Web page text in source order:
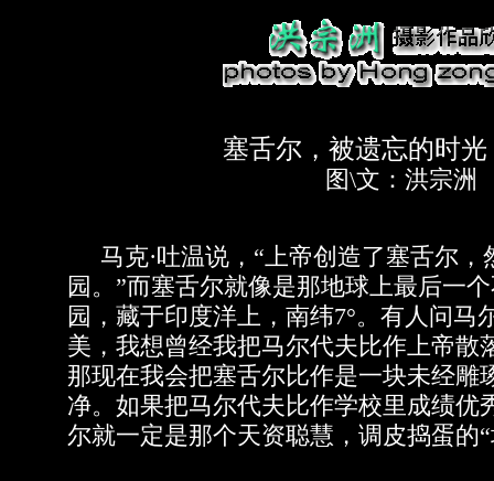
塞舌尔，被遗忘的时光
图\文：洪宗洲
马克·吐温说，“上帝创造了塞舌尔，
园。”而塞舌尔就像是那地球上最后一
园，藏于印度洋上，南纬7°。有人问马
美，我想曾经我把马尔代夫比作上帝散
那现在我会把塞舌尔比作是一块未经雕
净。如果把马尔代夫比作学校里成绩优
尔就一定是那个天资聪慧，调皮捣蛋的